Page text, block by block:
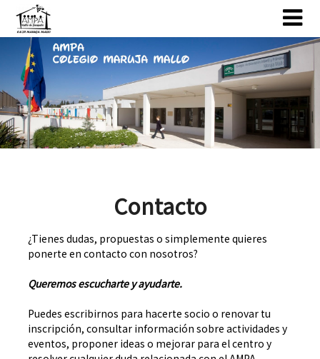
Skip
content
Skip
content
Contacto
¿Tienes dudas, propuestas o simplemente quieres
ponerte en contacto con nosotros?
Queremos escucharte y ayudarte.
Puedes escribirnos para hacerte socio o renovar tu
inscripción, consultar información sobre actividades y
eventos, proponer ideas o mejorar para el centro y